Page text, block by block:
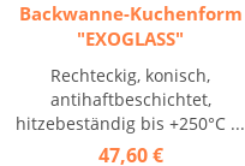
Backwanne-Kuchenform
"EXOGLASS"
Rechteckig, konisch,
antihaftbeschichtet,
hitzebeständig bis +250°C ...
47,60 €